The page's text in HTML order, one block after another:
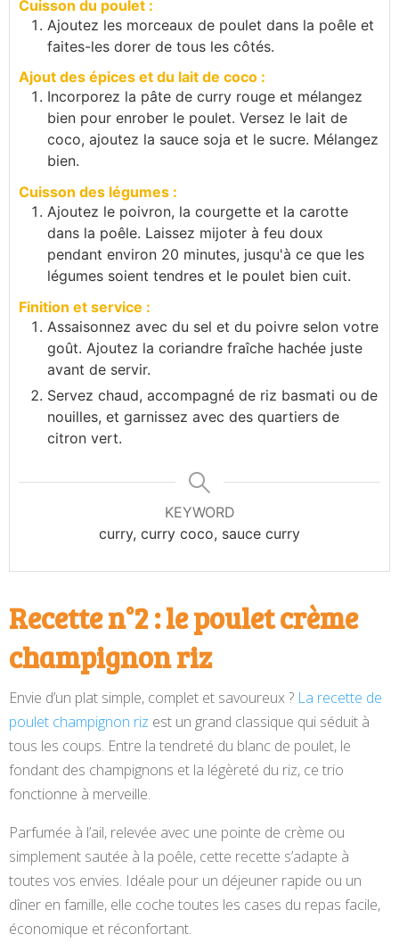
Cuisson du poulet :
Ajoutez les morceaux de poulet dans la poêle et
faites-les dorer de tous les côtés.
Ajout des épices et du lait de coco :
Incorporez la pâte de curry rouge et mélangez
bien pour enrober le poulet. Versez le lait de
coco, ajoutez la sauce soja et le sucre. Mélangez
bien.
Cuisson des légumes :
Ajoutez le poivron, la courgette et la carotte
dans la poêle. Laissez mijoter à feu doux
pendant environ 20 minutes, jusqu'à ce que les
légumes soient tendres et le poulet bien cuit.
Finition et service :
Assaisonnez avec du sel et du poivre selon votre
goût. Ajoutez la coriandre fraîche hachée juste
avant de servir.
Servez chaud, accompagné de riz basmati ou de
nouilles, et garnissez avec des quartiers de
citron vert.
KEYWORD
curry, curry coco, sauce curry
Recette n°2 : le poulet crème
champignon riz
Envie d’un plat simple, complet et savoureux ? La recette de
poulet champignon riz est un grand classique qui séduit à
tous les coups. Entre la tendreté du blanc de poulet, le
fondant des champignons et la légèreté du riz, ce trio
fonctionne à merveille.
Parfumée à l’ail, relevée avec une pointe de crème ou
simplement sautée à la poêle, cette recette s’adapte à
toutes vos envies. Idéale pour un déjeuner rapide ou un
dîner en famille, elle coche toutes les cases du repas facile,
économique et réconfortant.